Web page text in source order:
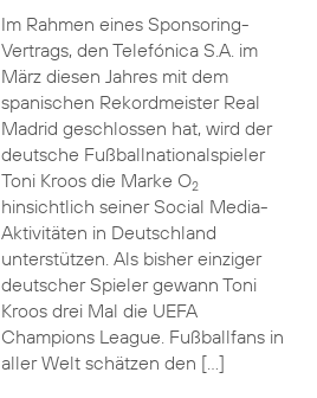
Im Rahmen eines Sponsoring-
Vertrags, den Telefónica S.A. im
März diesen Jahres mit dem
spanischen Rekordmeister Real
Madrid geschlossen hat, wird der
deutsche Fußballnationalspieler
Toni Kroos die Marke O2
hinsichtlich seiner Social Media-
Aktivitäten in Deutschland
unterstützen. Als bisher einziger
deutscher Spieler gewann Toni
Kroos drei Mal die UEFA
Champions League. Fußballfans in
aller Welt schätzen den […]